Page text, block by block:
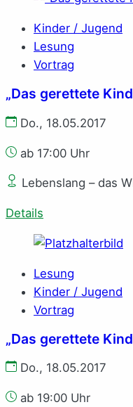
Kinder / Jugend
Lesung
Vortrag
„Das gerettete
Do., 18.05.2017
ab 17:00 Uhr
Lebenslang – das
Details
Lesung
Kinder / Jugend
Vortrag
„Das gerettete
Do., 18.05.2017
ab 19:00 Uhr